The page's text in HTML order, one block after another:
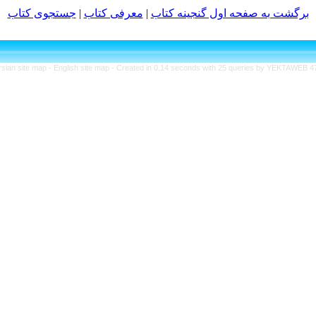
برگشت به صفحه اول گنجینه کتاب‌ | معرفی كتاب | جستجوی كتاب‌
site map - English site map - Created in 0.14 seconds with 25 queries by YEKTAWEB